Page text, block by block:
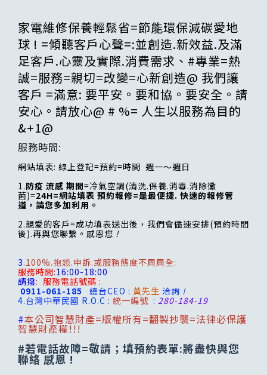
家電維修保養輕鬆省=節能環保減碳愛地
球 ! =傾聽客戶心聲=:並創造.新效益.及滿
足客戶.心靈及實際.消費需求、#專業=熱
誠=服務=親切=改變=心新創造@ 我們讓
客戶 =滿意: 要平安。要和協。要安全。請
安心。請放心@ # %= 人生以服務為目的
&+1@
服務時間:
網站填表: 線上登記=預約=時間 週一～週日
1.防疫 流感 期間=冷氣空調(清洗.保養.消毒.消除黴
菌)=24H=網站填表 預約報修=是最便捷. 快速的報修管
道，請您多加利用。
2.親愛的客戶=成功填表送出後，我們會儘速安排(預約時間
後).再與您聯繫。感恩您 !
3.100%.抱怨.申訴.或服務態度不周周全:
服務時間:16:00-18:00
請撥: 服務電話號碼 :
0911-061-185 總台CEO : 黃先生 洽詢 !
4.台灣中華民國 R.O.C : 統一編號 : 280-184-19
#本公司智慧財產=版權所有=翻製抄襲=法律必保護
智慧財產權!!!
#若電話故障=敬請；填預約表單:將盡快與您
聯絡 感恩 !